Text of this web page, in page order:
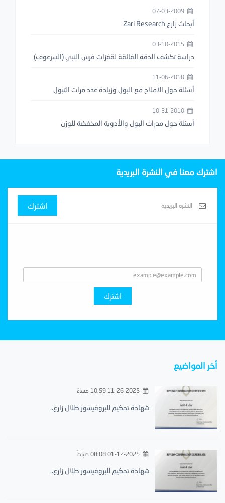
أبحاث زارع Zari Research
دراسة تكشف الدقة الفائقة لقفزات فرس النبي (السرعوف)
أسئلة حول الأملاح مع البول وزيادة عدد مرات التبول
أسئلة حول مدرات البول والأدوية المخفضة للوزن
اشترك معنا في النشرة البريدية
اشترك
اشترك
أخر المواضيع
11-26-2025 10:59 مساءً
شهادة تحكيم للبروفيسور طلال زارع..
01-12-2025 08:08 صباحاً
شهادة تحكيم للبروفيسور طلال زارع..